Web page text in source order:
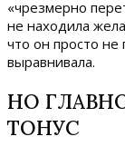
«чрезмерно
не находила
что он просто
выравнивала.
НО
ТОНУС